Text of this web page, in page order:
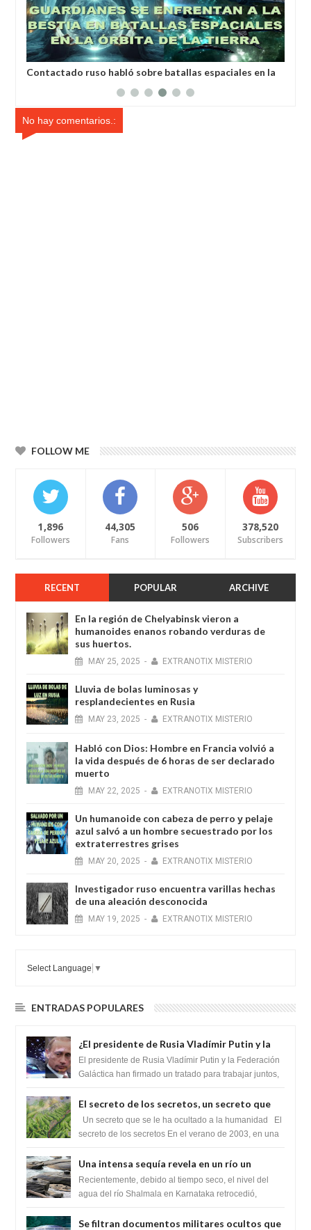
Contactado ruso habló sobre batallas espaciales en la
No hay comentarios.:
FOLLOW ME
1,896
Followers
44,305
Fans
506
Followers
378,520
Subscribers
RECENT POPULAR ARCHIVE
En la región de Chelyabinsk vieron a
humanoides enanos robando verduras de
sus huertos.
MAY 25, 2025 - EXTRANOTIX MISTERIO
Lluvia de bolas luminosas y
resplandecientes en Rusia
MAY 23, 2025 - EXTRANOTIX MISTERIO
Habló con Dios: Hombre en Francia volvió a
la vida después de 6 horas de ser declarado
muerto
MAY 22, 2025 - EXTRANOTIX MISTERIO
Un humanoide con cabeza de perro у pelaje
azul salvó a un hombre secuestrado por los
extraterrestres grises
MAY 20, 2025 - EXTRANOTIX MISTERIO
Investigador ruso encuentra varillas hechas
de una aleación desconocida
MAY 19, 2025 - EXTRANOTIX MISTERIO
Select Language ▼
ENTRADAS POPULARES
¿El presidente de Rusia Vladímir Putin y la
Federación Galactica han firmado un
tratado para acabar con los Sionistas?
El presidente de Rusia Vladímir Putin y la Federación
Galáctica han firmado un tratado para trabajar juntos,
El secreto de los secretos, un secreto que
cambiaría por completo el destino de la
humanidad
Un secreto que se le ha ocultado a la humanidad El
secreto de los secretos En el verano de 2003, en una
Una intensa sequía revela en un río un
impresionante hallazgo de miles de Shiva
Lingas
Recientemente, debido al tiempo seco, el nivel del
agua del río Shalmala en Karnataka retrocedió,
Se filtran documentos militares ocultos que